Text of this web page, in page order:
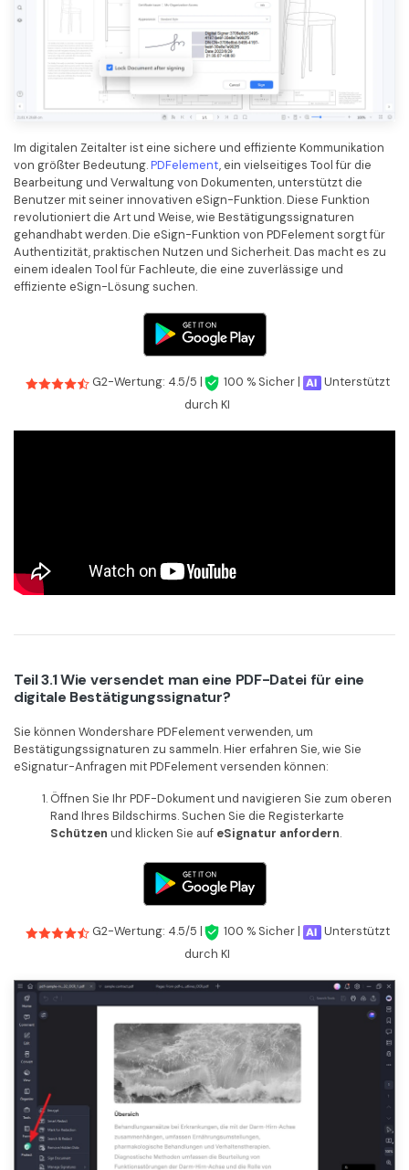
Im digitalen Zeitalter ist eine sichere und effiziente Kommunikation
von größter Bedeutung.PDFelement, ein vielseitiges Tool für die
Bearbeitung und Verwaltung von Dokumenten, unterstützt die
Benutzer mit seiner innovativen eSign-Funktion. Diese Funktion
revolutioniert die Art und Weise, wie Bestätigungssignaturen
gehandhabt werden. Die eSign-Funktion von PDFelement sorgt für
Authentizität, praktischen Nutzen und Sicherheit. Das macht es zu
einem idealen Tool für Fachleute, die eine zuverlässige und
effiziente eSign-Lösung suchen.
G2-Wertung: 4.5/5 | 100 % Sicher |
Unterstützt
durch KI
Teil 3.1 Wie versendet man eine PDF-Datei für eine
digitale Bestätigungssignatur?
Sie können Wondershare PDFelement verwenden, um
Bestätigungssignaturen zu sammeln. Hier erfahren Sie, wie Sie
eSignatur-Anfragen mit PDFelement versenden können:
Öffnen Sie Ihr PDF-Dokument und navigieren Sie zum oberen
Rand Ihres Bildschirms. Suchen Sie die Registerkarte
Schützen und klicken Sie auf eSignatur anfordern.
G2-Wertung: 4.5/5 | 100 % Sicher |
Unterstützt
durch KI